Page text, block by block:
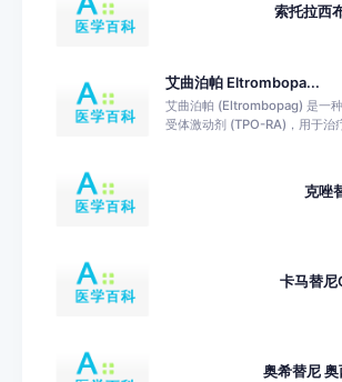
索托拉西
艾曲泊帕 Eltrombopa...
艾曲泊帕 (Eltrombopag) 是一
受体激动剂 (TPO-RA)，用于治
克唑
卡马替
奥希替尼